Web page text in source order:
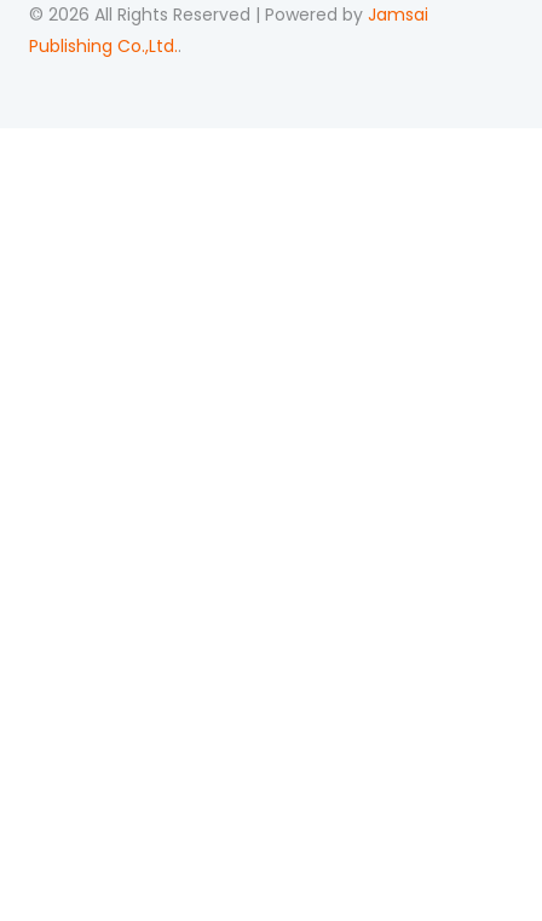
© 2026 All Rights Reserved | Powered by Jamsai
Publishing Co.,Ltd..